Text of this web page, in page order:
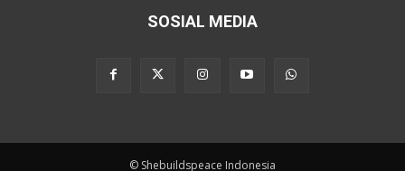
SOSIAL MEDIA
© Shebuildspeace Indonesia